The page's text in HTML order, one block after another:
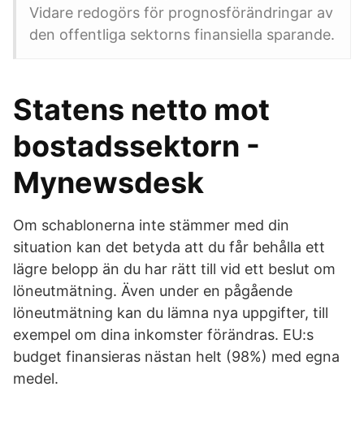
Vidare redogörs för prognosförändringar av
den offentliga sektorns finansiella sparande.
Statens netto mot
bostadssektorn -
Mynewsdesk
Om schablonerna inte stämmer med din
situation kan det betyda att du får behålla ett
lägre belopp än du har rätt till vid ett beslut om
löneutmätning. Även under en pågående
löneutmätning kan du lämna nya uppgifter, till
exempel om dina inkomster förändras. EU:s
budget finansieras nästan helt (98%) med egna
medel.